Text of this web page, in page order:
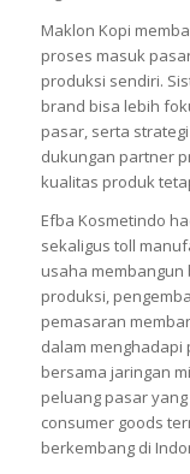
Maklon Kopi
proses masuk
produksi sendiri.
brand bisa lebih
pasar, serta
dukungan partner
kualitas produk
Efba Kosmetindo
sekaligus toll
usaha
produksi,
pemasaran
dalam menghadapi
bersama jaringan
peluang pasar
consumer goods
berkembang di